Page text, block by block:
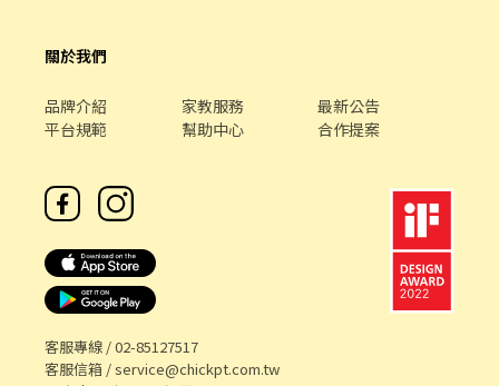
關於我們
品牌介紹 家教服務
最新公告
平台規範
幫助中心 合作提案
客服專線 /02-85127517
客服信箱 /service@chickpt.com.tw